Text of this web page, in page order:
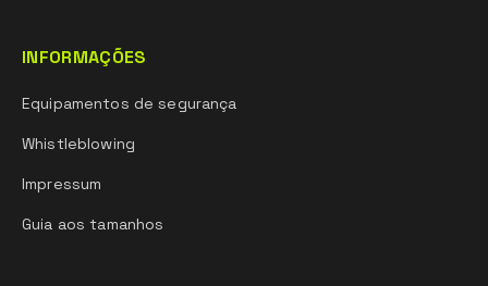
INFORMAÇÕES
Equipamentos de segurança
Whistleblowing
Impressum
Guia aos tamanhos